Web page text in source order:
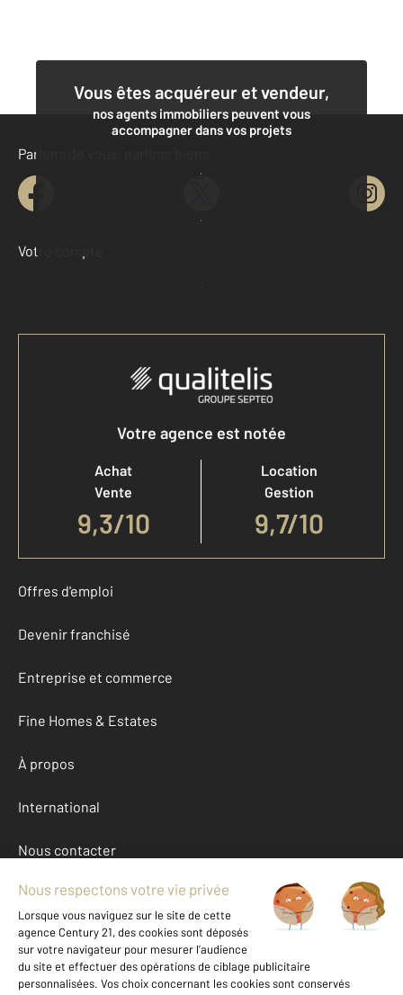
Vous êtes acquéreur et vendeur,
nos agents immobiliers peuvent vous
accompagner dans vos projets
Contacter l'agence
Demander une estimation
Parlons de vous, parlons biens
Votre compte :
Accéder à mon compte
Votre agence est notée
Achat
Vente
9,3/10
Location
Gestion
9,7/10
Offres d'emploi
Devenir franchisé
Entreprise et commerce
Fine Homes & Estates
À propos
International
Nous contacter
Mentions légales & CGU et Barèmes d'honoraires
Données personnelles
Gestionnaire des cookies